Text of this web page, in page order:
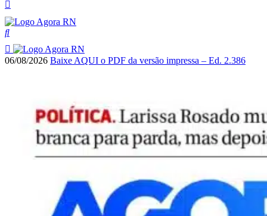
06/08/2026 Baixe AQUI o PDF da versão impressa – Ed. 2.386